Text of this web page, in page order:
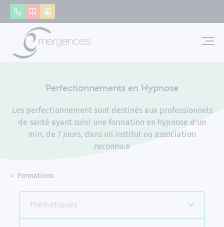
AppelerCatalogue
Perfectionnements en Hypnose
Les perfectionnement sont destinés aux professionnels
de santé ayant suivi une formation en hypnose d'un
min. de 7 jours, dans un institut ou association
reconnu.e
Accueil
Formations
Thématiques
Panneau de gestion des cookies